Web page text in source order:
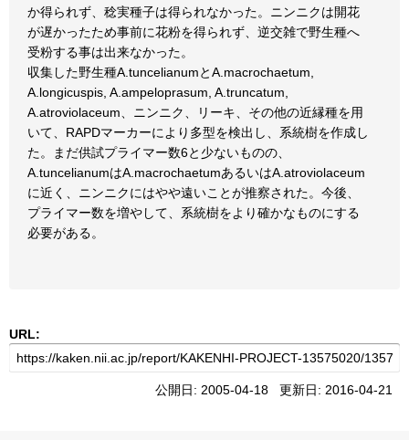
か得られず、稔実種子は得られなかった。ニンニクは開花
が遅かったため事前に花粉を得られず、逆交雑で野生種へ
受粉する事は出来なかった。
収集した野生種A.tuncelianumとA.macrochaetum,
A.longicuspis, A.ampeloprasum, A.truncatum,
A.atroviolaceum、ニンニク、リーキ、その他の近縁種を用
いて、RAPDマーカーにより多型を検出し、系統樹を作成し
た。まだ供試プライマー数6と少ないものの、
A.tuncelianumはA.macrochaetumあるいはA.atroviolaceum
に近く、ニンニクにはやや遠いことが推察された。今後、
プライマー数を増やして、系統樹をより確かなものにする
必要がある。
URL:
公開日: 2005-04-18 更新日: 2016-04-21